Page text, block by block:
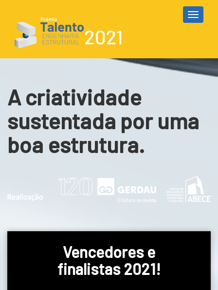
A criatividade
sustentada por uma
boa estrutura.
Vencedores e
finalistas 2021!